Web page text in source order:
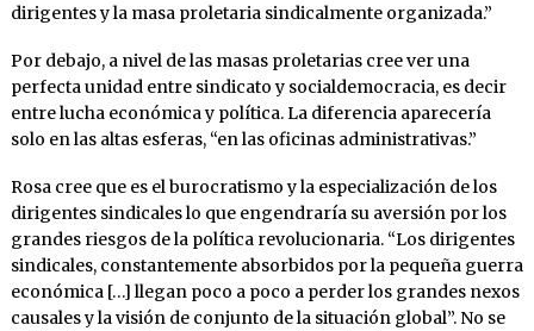
dirigentes y la masa proletaria sindicalmente organizada.”
Por debajo, a nivel de las masas proletarias cree ver una
perfecta unidad entre sindicato y socialdemocracia, es decir
entre lucha económica y política. La diferencia aparecería
solo en las altas esferas, “en las oficinas administrativas.”
Rosa cree que es el burocratismo y la especialización de los
dirigentes sindicales lo que engendraría su aversión por los
grandes riesgos de la política revolucionaria. “Los dirigentes
sindicales, constantemente absorbidos por la pequeña guerra
económica […] llegan poco a poco a perder los grandes nexos
causales y la visión de conjunto de la situación global”. No se